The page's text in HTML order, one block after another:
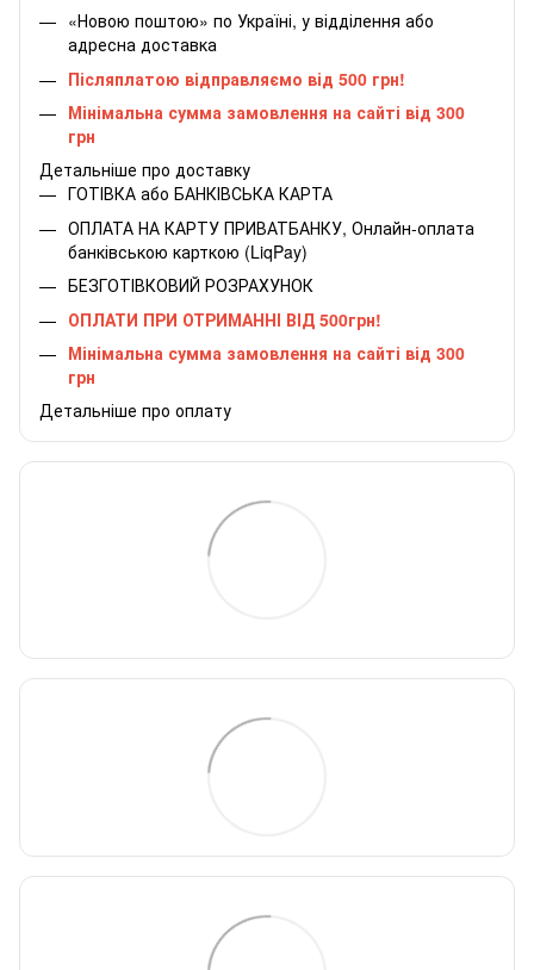
«Новою поштою» по Україні, у відділення або
адресна доставка
Післяплатою відправляємо від 500 грн!
Мінімальна сумма замовлення на сайті від 300
грн
Детальніше про доставку
ГОТІВКА або БАНКІВСЬКА КАРТА
ОПЛАТА НА КАРТУ ПРИВАТБАНКУ, Онлайн-оплата
банківською карткою (LiqPay)
БЕЗГОТІВКОВИЙ РОЗРАХУНОК
ОПЛАТИ ПРИ ОТРИМАННІ ВІД 500грн!
Мінімальна сумма замовлення на сайті від 300
грн
Детальніше про оплату